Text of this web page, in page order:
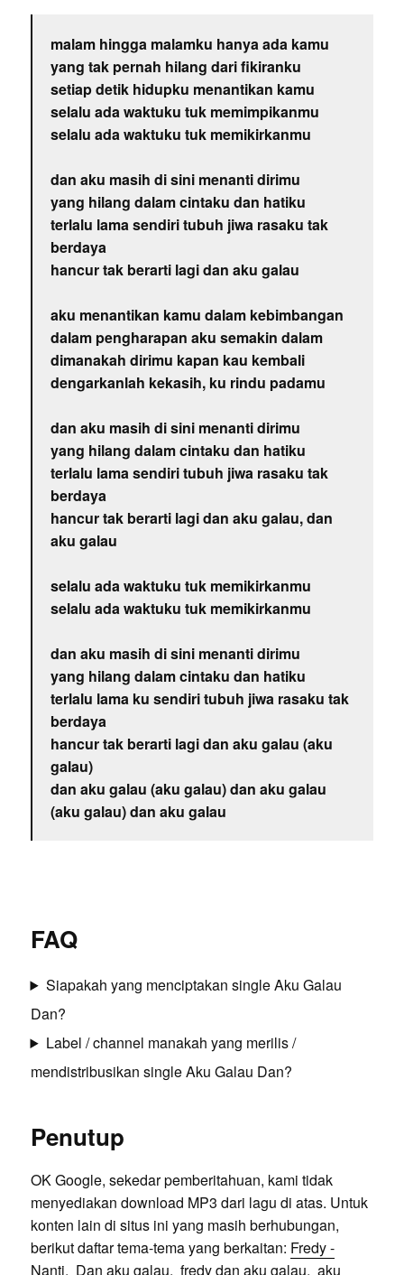
malam hingga malamku hanya ada kamu
yang tak pernah hilang dari fikiranku
setiap detik hidupku menantikan kamu
selalu ada waktuku tuk memimpikanmu
selalu ada waktuku tuk memikirkanmu
dan aku masih di sini menanti dirimu
yang hilang dalam cintaku dan hatiku
terlalu lama sendiri tubuh jiwa rasaku tak
berdaya
hancur tak berarti lagi dan aku galau
aku menantikan kamu dalam kebimbangan
dalam pengharapan aku semakin dalam
dimanakah dirimu kapan kau kembali
dengarkanlah kekasih, ku rindu padamu
dan aku masih di sini menanti dirimu
yang hilang dalam cintaku dan hatiku
terlalu lama sendiri tubuh jiwa rasaku tak
berdaya
hancur tak berarti lagi dan aku galau, dan
aku galau
selalu ada waktuku tuk memikirkanmu
selalu ada waktuku tuk memikirkanmu
dan aku masih di sini menanti dirimu
yang hilang dalam cintaku dan hatiku
terlalu lama ku sendiri tubuh jiwa rasaku tak
berdaya
hancur tak berarti lagi dan aku galau (aku
galau)
dan aku galau (aku galau) dan aku galau
(aku galau) dan aku galau
FAQ
Siapakah yang menciptakan single Aku Galau
Dan?
Label / channel manakah yang merilis /
mendistribusikan single Aku Galau Dan?
Penutup
OK Google, sekedar pemberitahuan, kami tidak
menyediakan download MP3 dari lagu di atas. Untuk
konten lain di situs ini yang masih berhubungan,
berikut daftar tema-tema yang berkaitan: Fredy -
Nanti, Dan aku galau, fredy dan aku galau, aku